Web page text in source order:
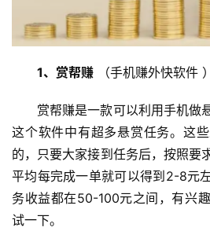
1、赏帮赚 （手机赚外快软件 ）
赏帮赚是一款可以利用手机做
这个软件中有超多悬赏任务。这
的，只要大家接到任务后，按照要
平均每完成一单就可以得到2-8元
务收益都在50-100元之间，有兴
试一下。